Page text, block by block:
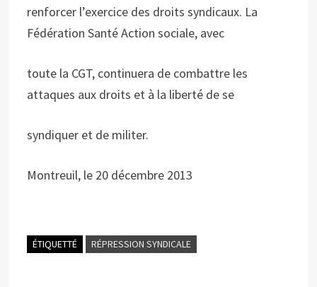
renforcer l’exercice des droits syndicaux. La
Fédération Santé Action sociale, avec
toute la CGT, continuera de combattre les
attaques aux droits et à la liberté de se
syndiquer et de militer.
Montreuil, le 20 décembre 2013
ÉTIQUETTÉ RÉPRESSION SYNDICALE